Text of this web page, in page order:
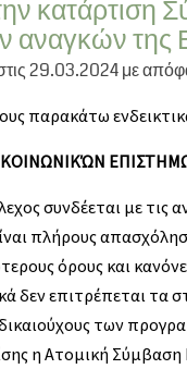
κατάρτιση
αναγκών
29.03.2024 με
παρακάτω
συνδέεται με τις
πλήρους
όρους και
δεν επιτρέπεται τα
των
η Ατομική